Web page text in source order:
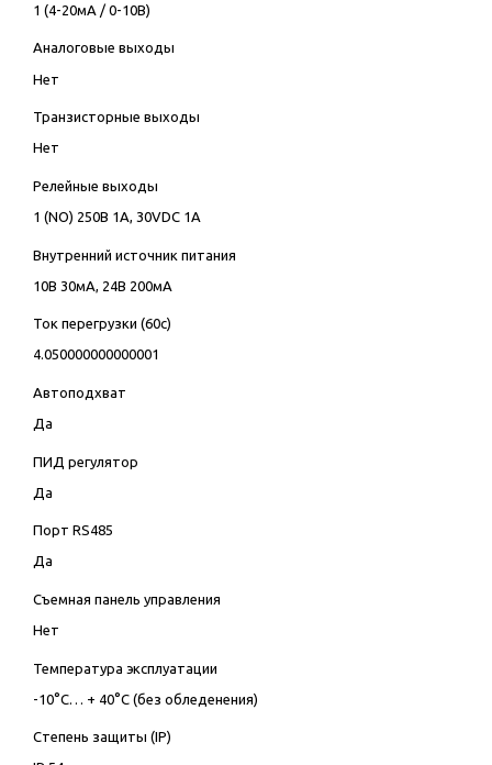
1 (4-20мА / 0-10В)
Аналоговые выходы
Нет
Транзисторные выходы
Нет
Релейные выходы
1 (NO) 250В 1А, 30VDC 1А
Внутренний источник питания
10В 30мА, 24В 200мА
Ток перегрузки (60с)
4.050000000000001
Автоподхват
Да
ПИД регулятор
Да
Порт RS485
Да
Съемная панель управления
Нет
Температура эксплуатации
-10°C… + 40°C (без обледенения)
Степень защиты (IP)